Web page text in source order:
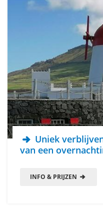
Uniek
van een
INFO & PRIJZEN